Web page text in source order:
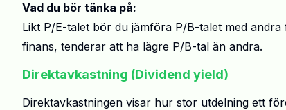
Vad du bör tänka på:
Likt P/E-talet bör du jämföra P/B-talet med
finans, tenderar att ha lägre P/B-tal än andra.
Direktavkastning (Dividend yield)
Direktavkastningen visar hur stor utdelning ett